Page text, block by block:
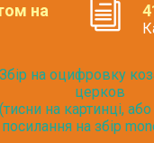
на
Збір на оцифровку
церков
(тисни на картинці,
посилання на збір